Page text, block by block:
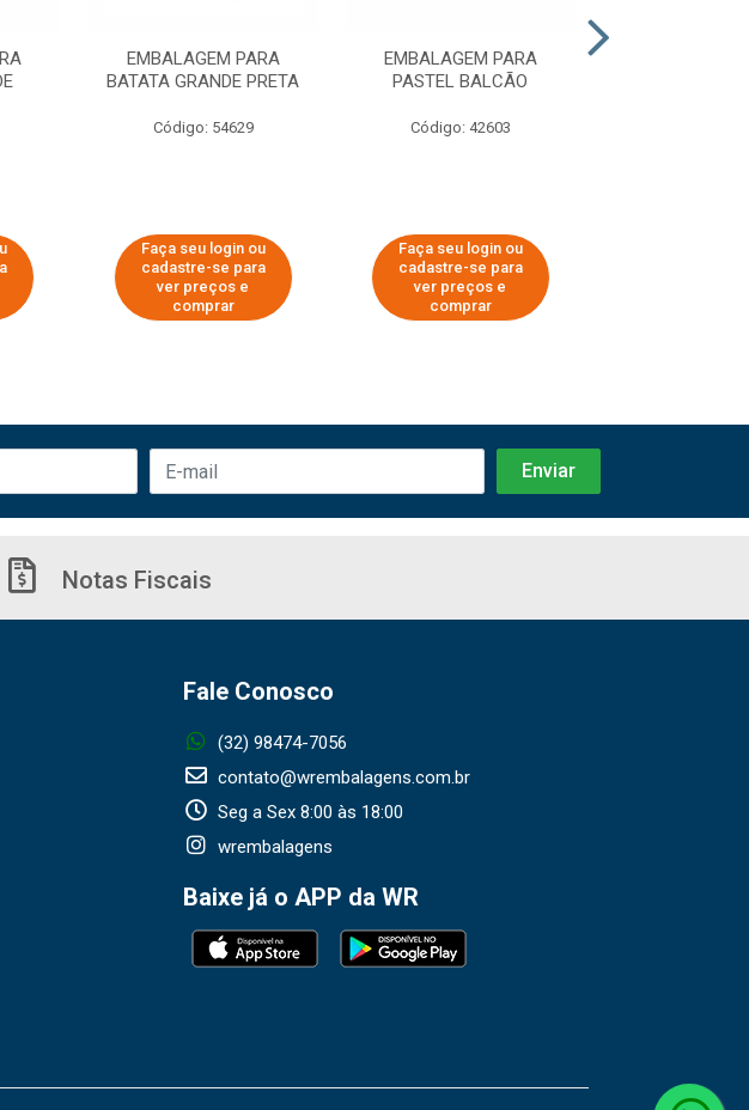
EMBALAGEM PARA
BATATA GRANDE PRETA
Código: 54629
Faça seu login ou
cadastre-se para
ver preços e
comprar
EMBALAGEM PARA
PASTEL BALCÃO
Código: 42603
Faça seu login ou
cadastre-se para
ver preços e
comprar
Notas Fiscais
Fale Conosco
(32) 98474-7056
contato@wrembalagens.com.br
Seg a Sex 8:00 às 18:00
wrembalagens
Baixe já o APP da WR